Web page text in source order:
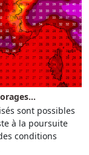
sont possibles
à la poursuite
conditions